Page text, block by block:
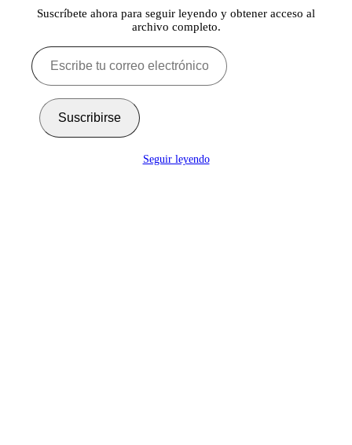
Suscríbete ahora para seguir leyendo y obtener acceso al
archivo completo.
Escribe
tu
correo
Suscribirse
Seguir leyendo